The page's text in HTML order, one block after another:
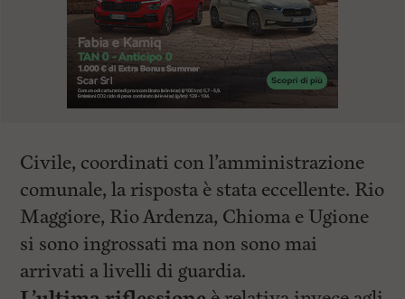
Civile, coordinati con l’amministrazione
comunale, la risposta è stata eccellente. Rio
Maggiore, Rio Ardenza, Chioma e Ugione
si sono ingrossati ma non sono mai
arrivati a livelli di guardia.